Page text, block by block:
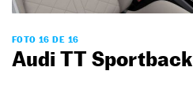
FOTO 16 DE 16
Audi TT Sportback